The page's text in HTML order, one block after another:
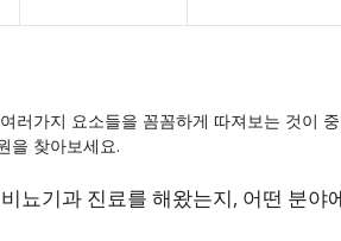
러가지 요소들을 꼼꼼하게 따져보는 것이
을 찾아보세요.
뇨기과 진료를 해왔는지, 어떤 분야